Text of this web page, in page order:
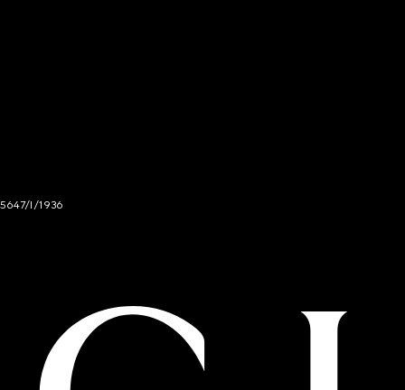
I/1936